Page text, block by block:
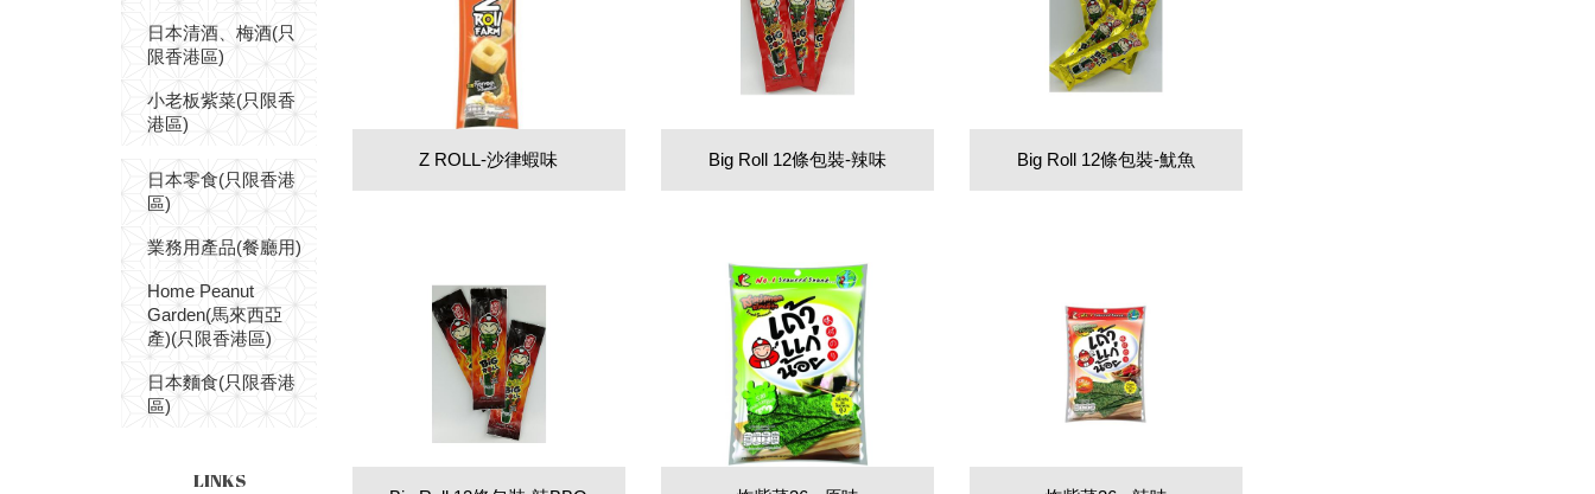
日本清酒、梅酒(只
限香港區)
小老板紫菜(只限香
港區)
日本零食(只限香港
區)
業務用產品(餐廳用)
Home Peanut
Garden(馬來西亞
產)(只限香港區)
日本麵食(只限香港
區)
LINKS
Z ROLL-沙律蝦味 Big Roll 12條包裝-辣味 Big Roll 12條包裝-魷魚